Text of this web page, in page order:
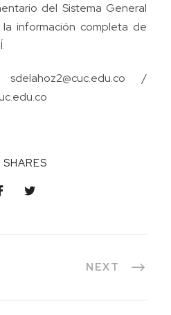
del Sistema General
información completa de
.
sdelahoz2@cuc.edu.co /
SHARES
NEXT